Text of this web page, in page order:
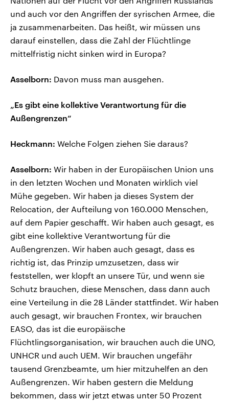
und auch vor den Angriffen der syrischen Armee, die
ja zusammenarbeiten. Das heißt, wir müssen uns
darauf einstellen, dass die Zahl der Flüchtlinge
mittelfristig nicht sinken wird in Europa?
Asselborn: Davon muss man ausgehen.
„Es gibt eine kollektive Verantwortung für die
Außengrenzen“
Heckmann: Welche Folgen ziehen Sie daraus?
Asselborn: Wir haben in der Europäischen Union uns
in den letzten Wochen und Monaten wirklich viel
Mühe gegeben. Wir haben ja dieses System der
Relocation, der Aufteilung von 160.000 Menschen,
auf dem Papier geschafft. Wir haben auch gesagt, es
gibt eine kollektive Verantwortung für die
Außengrenzen. Wir haben auch gesagt, dass es
richtig ist, das Prinzip umzusetzen, dass wir
feststellen, wer klopft an unsere Tür, und wenn sie
Schutz brauchen, diese Menschen, dass dann auch
eine Verteilung in die 28 Länder stattfindet. Wir haben
auch gesagt, wir brauchen Frontex, wir brauchen
EASO, das ist die europäische
Flüchtlingsorganisation, wir brauchen auch die UNO,
UNHCR und auch UEM. Wir brauchen ungefähr
tausend Grenzbeamte, um hier mitzuhelfen an den
Außengrenzen. Wir haben gestern die Meldung
bekommen, dass wir jetzt etwas unter 50 Prozent